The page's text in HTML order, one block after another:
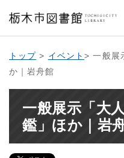
トップ > イベント> 一般展
か｜岩舟館
一般展示「大
鑑」ほか｜岩